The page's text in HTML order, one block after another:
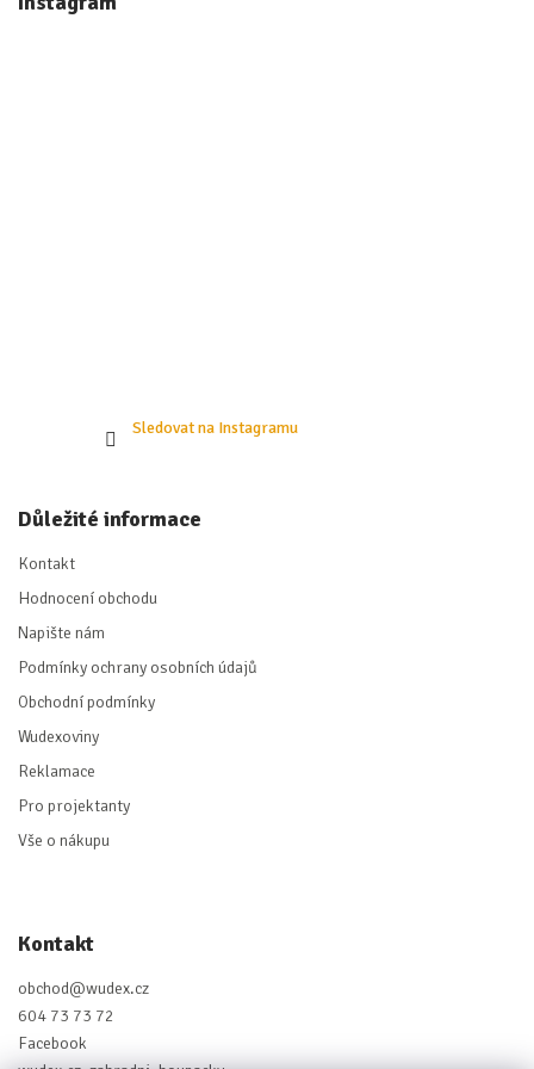
Sledovat na Instagramu
Důležité informace
Kontakt
Hodnocení obchodu
Napište nám
Podmínky ochrany osobních údajů
Obchodní podmínky
Wudexoviny
Reklamace
Pro projektanty
Vše o nákupu
Kontakt
obchod@wudex.cz
604 73 73 72
Facebook